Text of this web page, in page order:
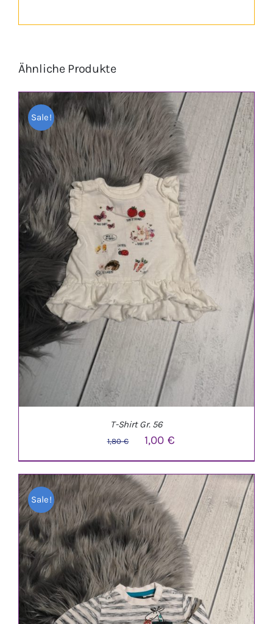
Ähnliche Produkte
Sale!
IN DEN WARENKORB / DETAILS
T-Shirt Gr. 56
1,80€
Ursprünglicher
Preis
war:
1,80 €
1,00€
Preis
ist:
1,00 €.
Sale!